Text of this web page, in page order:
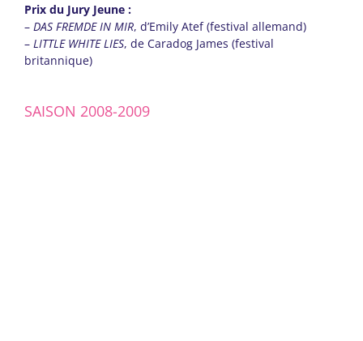
Prix du Jury Jeune :
– DAS FREMDE IN MIR, d’Emily Atef (festival allemand)
– LITTLE WHITE LIES, de Caradog James (festival
britannique)
SAISON 2008-2009